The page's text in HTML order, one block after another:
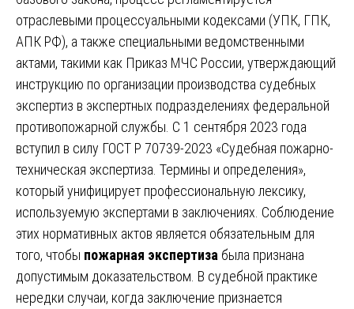
отраслевыми процессуальными кодексами (УПК, ГПК,
АПК РФ), а также специальными ведомственными
актами, такими как Приказ МЧС России, утверждающий
инструкцию по организации производства судебных
экспертиз в экспертных подразделениях федеральной
противопожарной службы. С 1 сентября 2023 года
вступил в силу ГОСТ Р 70739-2023 «Судебная пожарно-
техническая экспертиза. Термины и определения»,
который унифицирует профессиональную лексику,
используемую экспертами в заключениях. Соблюдение
этих нормативных актов является обязательным для
того, чтобы пожарная экспертиза была признана
допустимым доказательством. В судебной практике
нередки случаи, когда заключение признается